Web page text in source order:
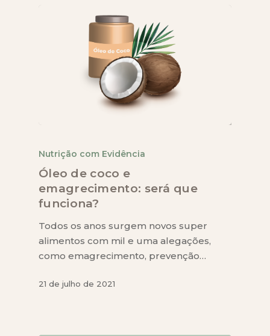
Nutrição com Evidência
Óleo de coco e
emagrecimento: será que
funciona?
Todos os anos surgem novos super
alimentos com mil e uma alegações,
como emagrecimento, prevenção…
21 de julho de 2021